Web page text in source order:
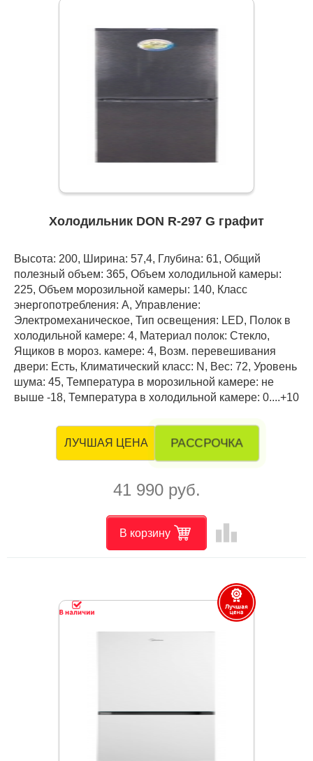
Холодильник DON R-297 G графит
Высота: 200, Ширина: 57,4, Глубина: 61, Общий
полезный объем: 365, Объем холодильной камеры:
225, Объем морозильной камеры: 140, Класс
энергопотребления: А, Управление:
Электромеханическое, Тип освещения: LED, Полок в
холодильной камере: 4, Материал полок: Стекло,
Ящиков в мороз. камере: 4, Возм. перевешивания
двери: Есть, Климатический класс: N, Вес: 72, Уровень
шума: 45, Температура в морозильной камере: не
выше -18, Температура в холодильной камере: 0....+10
ЛУЧШАЯ ЦЕНА РАССРОЧКА
41 990 руб.
В корзину leaderboard